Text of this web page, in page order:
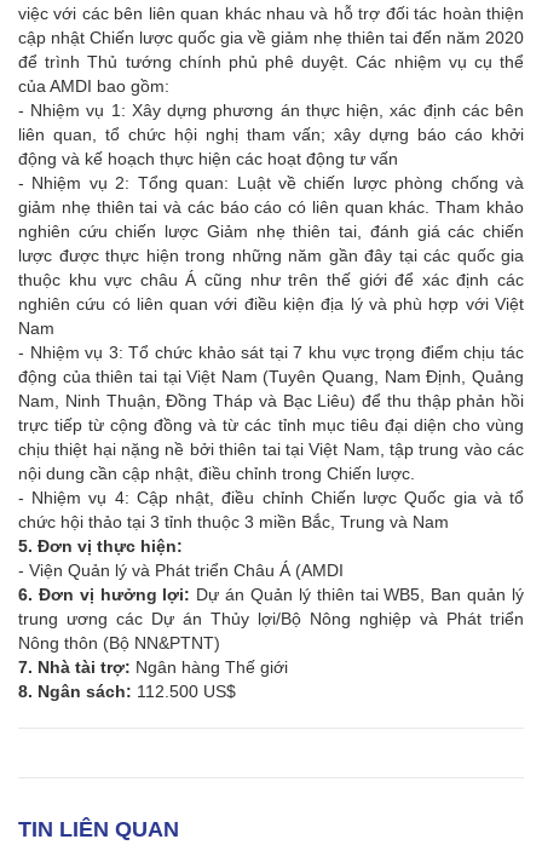
việc với các bên liên quan khác nhau và hỗ trợ đối tác hoàn thiện
cập nhật Chiến lược quốc gia về giảm nhẹ thiên tai đến năm 2020
để trình Thủ tướng chính phủ phê duyệt. Các nhiệm vụ cụ thể
của AMDI bao gồm:
- Nhiệm vụ 1: Xây dựng phương án thực hiện, xác định các bên
liên quan, tổ chức hội nghị tham vấn; xây dựng báo cáo khởi
động và kế hoạch thực hiện các hoạt động tư vấn
- Nhiệm vụ 2: Tổng quan: Luật về chiến lược phòng chống và
giảm nhẹ thiên tai và các báo cáo có liên quan khác. Tham khảo
nghiên cứu chiến lược Giảm nhẹ thiên tai, đánh giá các chiến
lược được thực hiện trong những năm gần đây tại các quốc gia
thuộc khu vực châu Á cũng như trên thế giới để xác định các
nghiên cứu có liên quan với điều kiện địa lý và phù hợp với Việt
Nam
- Nhiệm vụ 3: Tổ chức khảo sát tại 7 khu vực trọng điểm chịu tác
động của thiên tai tại Việt Nam (Tuyên Quang, Nam Định, Quảng
Nam, Ninh Thuận, Đồng Tháp và Bạc Liêu) để thu thập phản hồi
trực tiếp từ cộng đồng và từ các tỉnh mục tiêu đại diện cho vùng
chịu thiệt hại nặng nề bởi thiên tai tại Việt Nam, tập trung vào các
nội dung cần cập nhật, điều chỉnh trong Chiến lược.
- Nhiệm vụ 4: Cập nhật, điều chỉnh Chiến lược Quốc gia và tổ
chức hội thảo tại 3 tỉnh thuộc 3 miền Bắc, Trung và Nam
5. Đơn vị thực hiện:
- Viện Quản lý và Phát triển Châu Á (AMDI
6. Đơn vị hưởng lợi: Dự án Quản lý thiên tai WB5, Ban quản lý
trung ương các Dự án Thủy lợi/Bộ Nông nghiệp và Phát triển
Nông thôn (Bộ NN&PTNT)
7. Nhà tài trợ: Ngân hàng Thế giới
8. Ngân sách: 112.500 US$
TIN LIÊN QUAN